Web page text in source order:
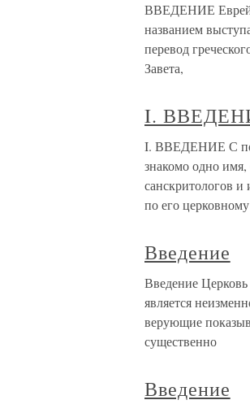
ВВЕДЕНИЕ
названием
перевод
Завета,
I.
I. ВВЕДЕНИЕ С
знакомо одно
санскритологов
по его
Введение
Введение
является
верующие
существенно
Введение